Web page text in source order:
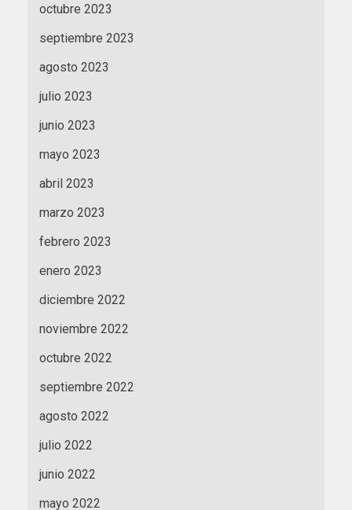
octubre 2023
septiembre 2023
agosto 2023
julio 2023
junio 2023
mayo 2023
abril 2023
marzo 2023
febrero 2023
enero 2023
diciembre 2022
noviembre 2022
octubre 2022
septiembre 2022
agosto 2022
julio 2022
junio 2022
mayo 2022